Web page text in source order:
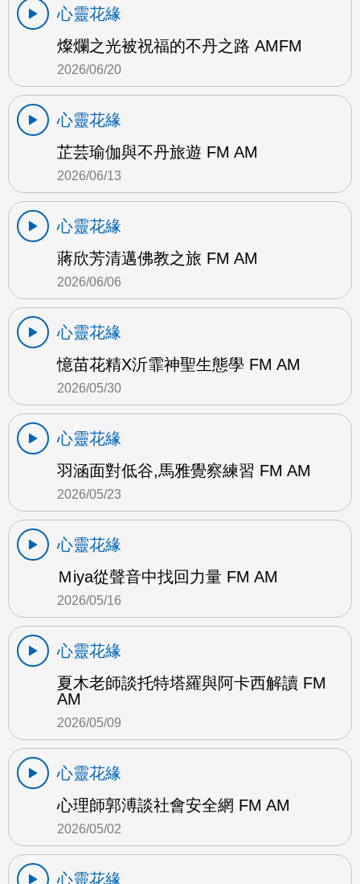
心靈花緣
燦爛之光被祝福的不丹之路 AMFM
2026/06/20
心靈花緣
芷芸瑜伽與不丹旅遊 FM AM
2026/06/13
心靈花緣
蔣欣芳清邁佛教之旅 FM AM
2026/06/06
心靈花緣
憶苗花精X沂霏神聖生態學 FM AM
2026/05/30
心靈花緣
羽涵面對低谷,馬雅覺察練習 FM AM
2026/05/23
心靈花緣
Ｍiya從聲音中找回力量 FM AM
2026/05/16
心靈花緣
夏木老師談托特塔羅與阿卡西解讀 FM
AM
2026/05/09
心靈花緣
心理師郭溥談社會安全網 FM AM
2026/05/02
心靈花緣